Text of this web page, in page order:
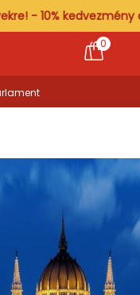
kedvezmény a
0